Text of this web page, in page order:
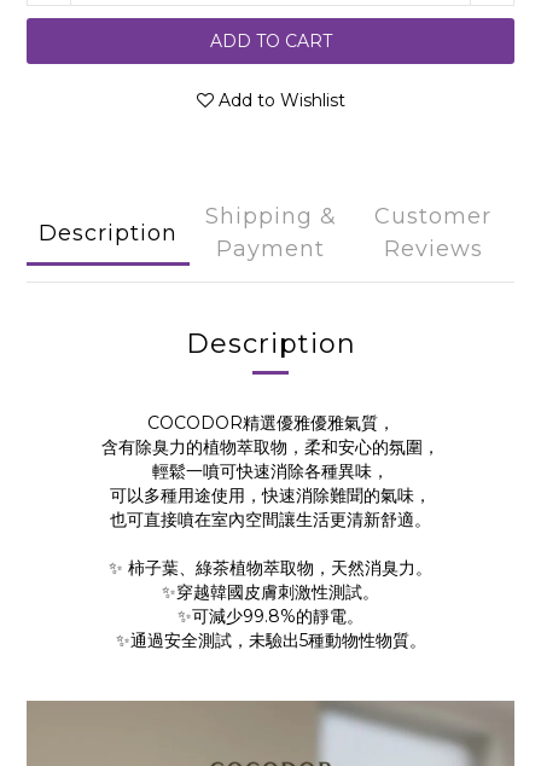
ADD TO CART
Add to Wishlist
Description
Shipping &
Payment
Customer
Reviews
Description
COCODOR精選優雅優雅氣質，
含有除臭力的植物萃取物，柔和安心的氛圍，
輕鬆一噴可快速消除各種異味，
可以多種用途使用，快速消除難聞的氣味，
也可直接噴在室內空間讓生活更清新舒適。
✨ 柿子葉、綠茶植物萃取物，天然消臭力。
✨穿越韓國皮膚刺激性測試。
✨可減少99.8%的靜電。
✨通過安全測試，未驗出5種動物性物質。